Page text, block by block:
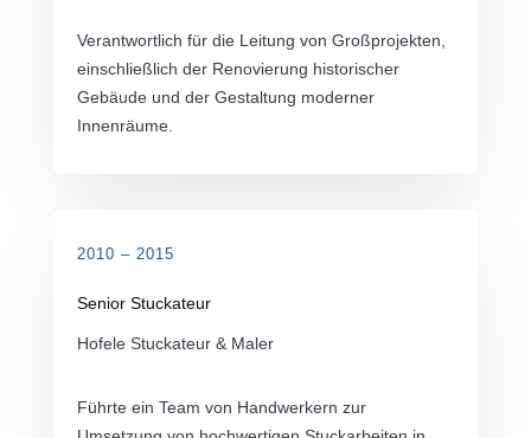
Verantwortlich für die Leitung von Großprojekten,
einschließlich der Renovierung historischer
Gebäude und der Gestaltung moderner
Innenräume.
2010 – 2015
Senior Stuckateur
Hofele Stuckateur & Maler
Führte ein Team von Handwerkern zur